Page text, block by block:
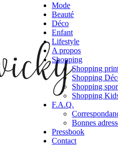
Mode
Beauté
Déco
Enfant
Lifestyle
A propos
Shopping
Shopping
Shopping
Shopping
Shopping
F.A.Q.
Bonnes
Pressbook
Contact